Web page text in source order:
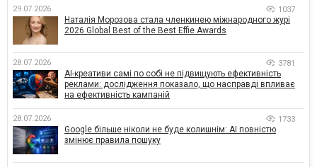
29.07.2026 1037
Наталія Морозова стала членкинею міжнародного журі
2026 Global Best of the Best Effie Awards
28.07.2026 3781
AI-креативи самі по собі не підвищують ефективність
реклами: дослідження показало, що насправді впливає
на ефективність кампаній
28.07.2026 1733
Google більше ніколи не буде колишнім: AI повністю
змінює правила пошуку